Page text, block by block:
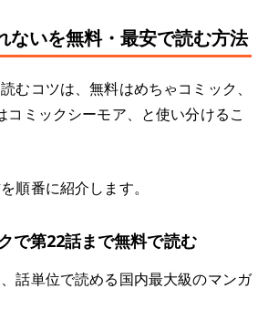
ないを無料・最安で読む方法
むコツは、無料はめちゃコミック、
コミックシーモア、と使い分けるこ
順番に紹介します。
で第22話まで無料で読む
話単位で読める国内最大級のマンガ